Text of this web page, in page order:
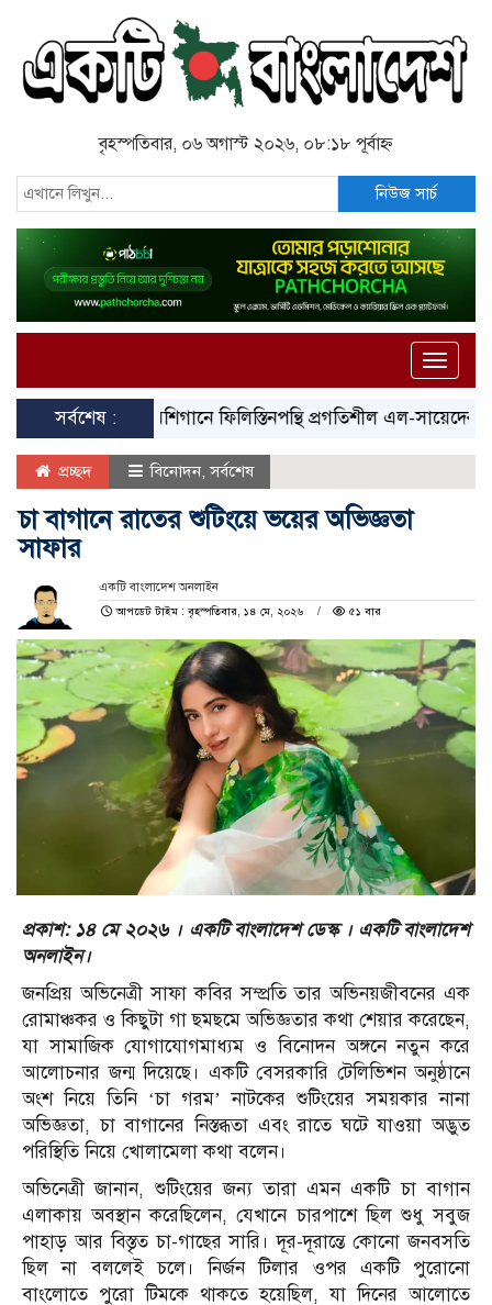
বৃহস্পতিবার, ০৬ অগাস্ট ২০২৬, ০৮:১৮ পূর্বাহ্ন
নিউজ সার্চ
Toggle
সর্বশেষ :
মিশিগানে ফিলিস্তিনপন্থি প্রগতিশীল এল-সায়েদের
প্রচ্ছদ বিনোদন,সর্বশেষ
চা বাগানে রাতের শুটিংয়ে ভয়ের অভিজ্ঞতা
সাফার
একটি বাংলাদেশ অনলাইন
আপডেট টাইম : বৃহস্পতিবার, ১৪ মে, ২০২৬
৫১ বার
প্রকাশ: ১৪ মে ২০২৬ । একটি বাংলাদেশ ডেস্ক । একটি বাংলাদেশ
অনলাইন।
জনপ্রিয় অভিনেত্রী সাফা কবির সম্প্রতি তার অভিনয়জীবনের এক
রোমাঞ্চকর ও কিছুটা গা ছমছমে অভিজ্ঞতার কথা শেয়ার করেছেন,
যা সামাজিক যোগাযোগমাধ্যম ও বিনোদন অঙ্গনে নতুন করে
আলোচনার জন্ম দিয়েছে। একটি বেসরকারি টেলিভিশন অনুষ্ঠানে
অংশ নিয়ে তিনি ‘চা গরম’ নাটকের শুটিংয়ের সময়কার নানা
অভিজ্ঞতা, চা বাগানের নিস্তব্ধতা এবং রাতে ঘটে যাওয়া অদ্ভুত
পরিস্থিতি নিয়ে খোলামেলা কথা বলেন।
অভিনেত্রী জানান, শুটিংয়ের জন্য তারা এমন একটি চা বাগান
এলাকায় অবস্থান করেছিলেন, যেখানে চারপাশে ছিল শুধু সবুজ
পাহাড় আর বিস্তৃত চা-গাছের সারি। দূর-দূরান্তে কোনো জনবসতি
ছিল না বললেই চলে। নির্জন টিলার ওপর একটি পুরোনো
বাংলোতে পুরো টিমকে থাকতে হয়েছিল, যা দিনের আলোতে